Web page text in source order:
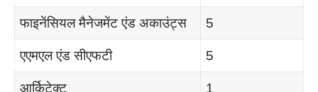
फाइनेंसियल मैनेजमेंट एंड अकाउंट्स 5
एएमएल एंड सीएफटी 5
आर्किटेक्ट 1